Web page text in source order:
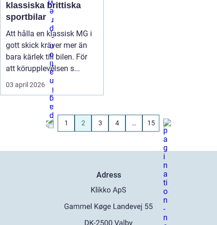
klassiska brittiska
sportbilar
Att hålla en klassisk MG i
gott skick kräver mer än
bara kärlek till bilen. För
att körupplevelsen s...
03 april 2026
1 2 3 4 … 15
Adress